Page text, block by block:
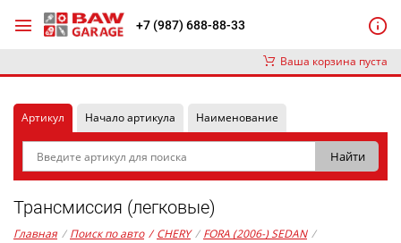
+7 (987) 688-88-33
Ваша корзина пуста
Артикул Начало артикула Наименование
Трансмиссия (легковые)
Главная / Поиск по авто / CHERY / FORA (2006-) SEDAN /